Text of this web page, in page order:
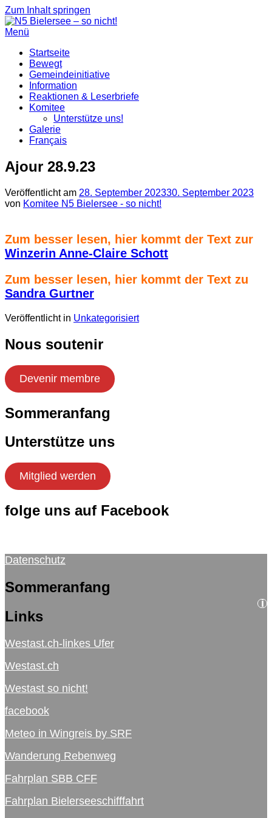
Zum Inhalt springen
Menü
Startseite
Bewegt
Gemeindeinitiative
Information
Reaktionen & Leserbriefe
Komitee
Unterstütze uns!
Galerie
Français
Ajour 28.9.23
Veröffentlicht am 28. September 202330. September 2023
von Komitee N5 Bielersee - so nicht!
Zum besser lesen, hier kommt der Text zur
Winzerin Anne-Claire Schott
Zum besser lesen, hier kommt der Text zu
Sandra Gurtner
Veröffentlicht in Unkategorisiert
Nous soutenir
Devenir membre
Sommeranfang
Unterstütze uns
Mitglied werden
folge uns auf Facebook
Datenschutz
Sommeranfang
i
Links
Westast.ch-linkes Ufer
Westast.ch
Westast so nicht!
facebook
Meteo in Wingreis by SRF
Wanderung Rebenweg
Fahrplan SBB CFF
Fahrplan Bielerseeschifffahrt